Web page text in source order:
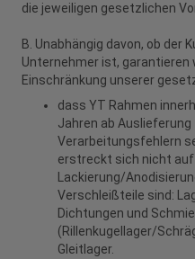
die jeweiligen gesetzlichen
B. Unabhängig davon, ob der
Unternehmer ist, garantieren
Einschränkung unserer
dass YT Rahmen
Jahren ab
Verarbeitungsfehlern
erstreckt sich nicht auf
Lackierung/
Verschleißteile sind:
Dichtungen und
(Rillenkugellager/
Gleitlager.